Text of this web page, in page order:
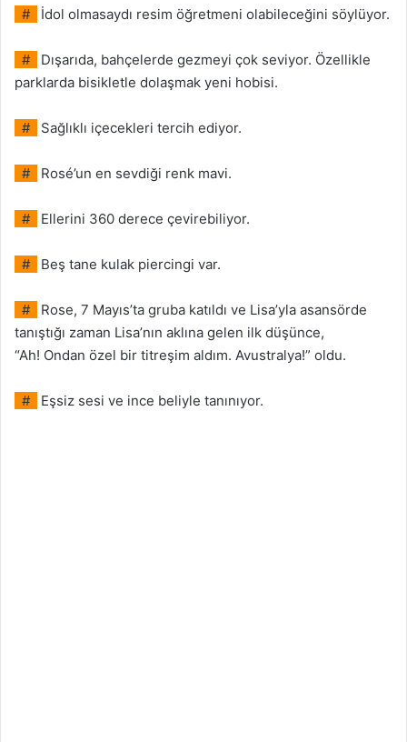
# İdol olmasaydı resim öğretmeni olabileceğini söylüyor.
#
Dışarıda, bahçelerde gezmeyi çok seviyor. Özellikle
parklarda bisikletle dolaşmak yeni hobisi.
# Sağlıklı içecekleri tercih ediyor.
# Rosé’un en sevdiği renk mavi.
# Ellerini 360 derece çevirebiliyor.
# Beş tane kulak piercingi var.
#
Rose, 7 Mayıs’ta gruba katıldı ve Lisa’yla asansörde
tanıştığı zaman Lisa’nın aklına gelen ilk düşünce,
“Ah! Ondan özel bir titreşim aldım. Avustralya!” oldu.
# Eşsiz sesi ve ince beliyle tanınıyor.